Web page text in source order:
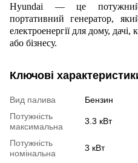
Hyundai — це
портативний генератор,
електроенергії для дому,
або бізнесу.
Ключові
Вид палива
Бензин
Потужність
максимальна
3.3 кВт
Потужність
номінальна
3 кВт